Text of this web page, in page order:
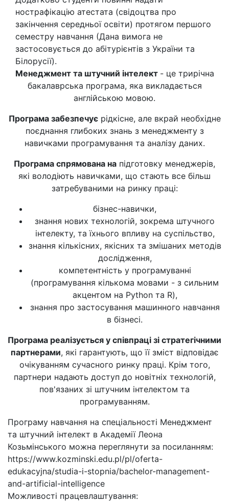
нострафікацію атестата (свідоцтва про
закінчення середньої освіти) протягом першого
семестру навчання (Дана вимога не
застосовується до абітурієнтів з України та
Білорусії).
Менеджмент та штучний інтелект - це трирічна
бакалаврська програма, яка викладається
англійською мовою.
Програма забезпечуєрідкісне, але вкрай необхідне
поєднання глибоких знань з менеджменту з
навичками програмування та аналізу даних.
Програма спрямована на підготовку менеджерів,
які володіють навичками, що стають все більш
затребуваними на ринку праці:
бізнес-навички,
знання нових технологій, зокрема штучного
інтелекту, та їхнього впливу на суспільство,
знання кількісних, якісних та змішаних методів
дослідження,
компетентність у програмуванні
(програмування кількома мовами - з сильним
акцентом на Python та R),
знання про застосування машинного навчання
в бізнесі.
Програма реалізується у співпраці зі стратегічними
партнерами, які гарантують, що її зміст відповідає
очікуванням сучасного ринку праці. Крім того,
партнери надають доступ до новітніх технологій,
пов'язаних зі штучним інтелектом та
програмуванням.
Програму навчання на спеціальності Менеджмент
та штучний інтелект в Академії Леона
Козьмінського можна переглянути за посиланням:
https://www.kozminski.edu.pl/pl/oferta-
edukacyjna/studia-i-stopnia/bachelor-management-
and-artificial-intelligence
Можливості працевлаштування: